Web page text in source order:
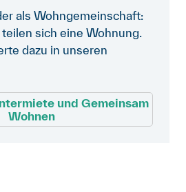
als Wohngemeinschaft:
sich eine Wohnung.
dazu in unseren
und Gemeinsam
Wohnen